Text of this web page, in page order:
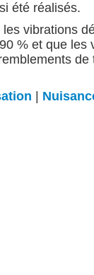
été réalisés.
vibrations
% et que les
de